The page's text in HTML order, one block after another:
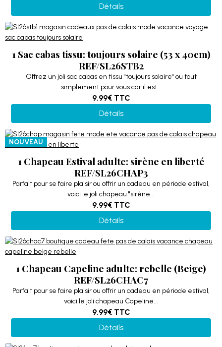
Détails
1 Sac cabas tissu: toujours solaire (53 x 40cm)
REF/SL26STB2
Offrez un joli sac cabas en tissu "toujours solaire" ou tout
simplement pour vous car il est...
9.99€ TTC
Détails
NOUVEAU
1 Chapeau Estival adulte: sirène en liberté
REF/SL26CHAP3
Parfait pour se faire plaisir ou offrir un cadeau en période estival,
voici le joli chapeau "sirène...
9.99€ TTC
Détails
1 Chapeau Capeline adulte: rebelle (Beige)
REF/SL26CHAC7
Parfait pour se faire plaisir ou offrir un cadeau en période estival,
voici le joli chapeau Capeline...
9.99€ TTC
Détails